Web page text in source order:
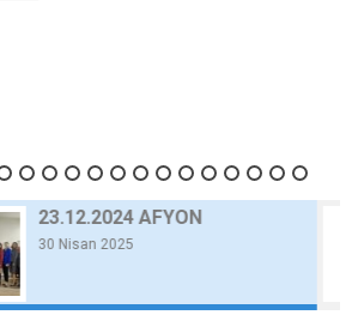
23.12.2024 AFYON
30 Nisan 2025